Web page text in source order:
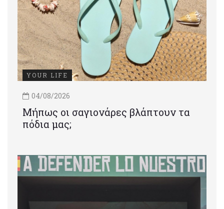
YOUR LIFE
04/08/2026
Μήπως οι σαγιονάρες βλάπτουν τα
πόδια μας;